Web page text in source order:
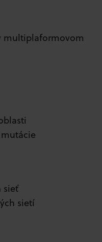
multiplaformovom
sieť
sietí